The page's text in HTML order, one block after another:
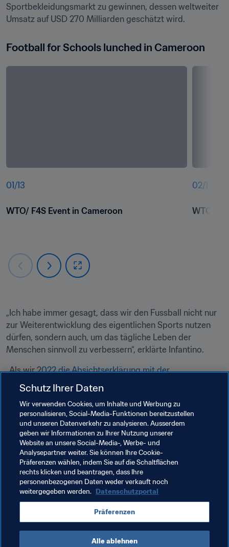
Sportbekleidungsmarkt zu gewinnen, dessen weltweiter
Umsatz auf USD 270 Milliarden geschätzt wird.
Football for Schools lunched in Cameroon
01 /13
WTO/ F4S Event in Cameroon
02/13
WTO/
„Ich habe immer gesagt, dass wir den Fussball nicht nur
zur Weiterentwicklung des eigentlichen Sports nutzen
dürfen, sondern auch, um das tägliche Leben der
Menschen sinnvoll zu verbessern“, erklärte Infantino.
„Als wir 2022 die Absichtserklärung mit der
Welthandelsorganisation unterzeichneten
etwas Greifbares und Wirkungsvolles tun – etwas, das
die Lebensqualität vieler Leute erhöhen würde. Unser
Ziel ist es, Arbeitsplätze zu schaffen und die
Gleichstellung von Frauen zu fördern. Wir sind
überzeugt, dass dieses Vorhaben genau dafür sorgt.“
Verwandte Themen
Förderung des Fussballs Organisation
Cameroon CAF
Schutz Ihrer Daten
Wir verwenden Cookies, um Inhalte und Werbung zu
personalisieren, Social-Media-Funktionen bereitzustellen
und unseren Datenverkehr zu analysieren. Ausserdem
geben wir Informationen zu Ihrer Nutzung unserer
Website an unsere Social-Media-, Werbe- und
Analysepartner weiter. Sie können Ihre Cookie-
Präferenzen wählen, indem Sie auf die Schaltflächen
rechts klicken und beantragen, dass Ihre
personenbezogenen Daten weder verkauft noch
weitergegeben werden. Datenschutzportal
Präferenzen
Alle ablehnen